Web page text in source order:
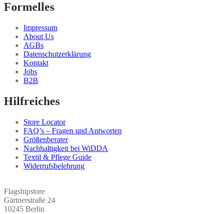
Formelles
Impressum
About Us
AGBs
Datenschutzerklärung
Kontakt
Jobs
B2B
Hilfreiches
Store Locator
FAQ’s – Fragen und Antworten
Größenberater
Nachhaltigkeit bei WiDDA
Textil & Pflege Guide
Widerrufsbelehrung
Flagshipstore
Gärtnerstraße 24
10245 Berlin